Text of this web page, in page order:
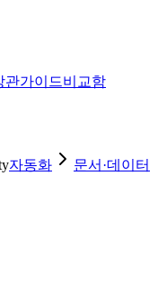
관가이드비교함
자동화
문서·데이터